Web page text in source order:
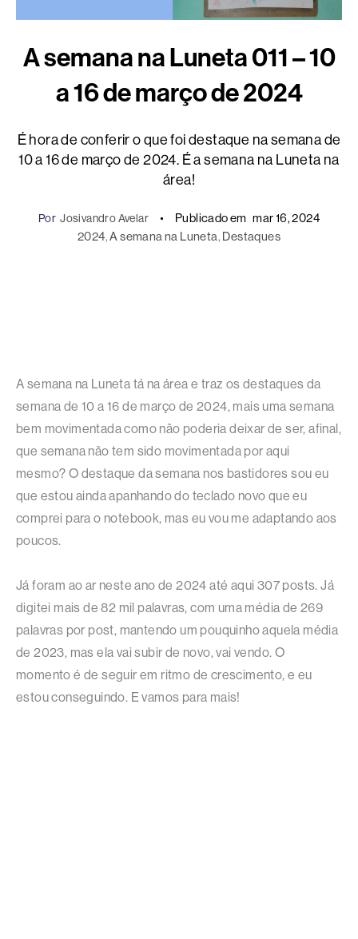
A semana na Luneta 011 – 10
a 16 de março de 2024
É hora de conferir o que foi destaque na semana de
10 a 16 de março de 2024. É a semana na Luneta na
área!
Por Josivandro Avelar Publicado em mar 16, 2024
2024, A semana na Luneta, Destaques
A semana na Luneta tá na área e traz os destaques da
semana de 10 a 16 de março de 2024, mais uma semana
bem movimentada como não poderia deixar de ser, afinal,
que semana não tem sido movimentada por aqui
mesmo? O destaque da semana nos bastidores sou eu
que estou ainda apanhando do teclado novo que eu
comprei para o notebook, mas eu vou me adaptando aos
poucos.
Já foram ao ar neste ano de 2024 até aqui 307 posts. Já
digitei mais de 82 mil palavras, com uma média de 269
palavras por post, mantendo um pouquinho aquela média
de 2023, mas ela vai subir de novo, vai vendo. O
momento é de seguir em ritmo de crescimento, e eu
estou conseguindo. E vamos para mais!